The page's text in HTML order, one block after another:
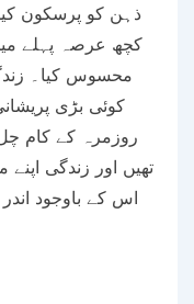
ذہن کو پرسکون
کچھ عرصہ پہلے
محسوس کیا۔
کوئی بڑی
روزمرہ کے کام
تھیں اور زندگی
اس کے باوجود